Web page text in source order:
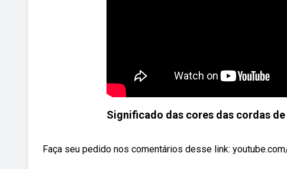
Significado das cores das cordas
Faça seu pedido nos comentários desse link: